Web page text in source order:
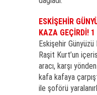
ESKİŞEHİR
KAZA GEÇİRDİ!
Eskişehir Günyüzü
Raşit Kurt’un
aracı, karşı
kafa kafaya
ile şoförü